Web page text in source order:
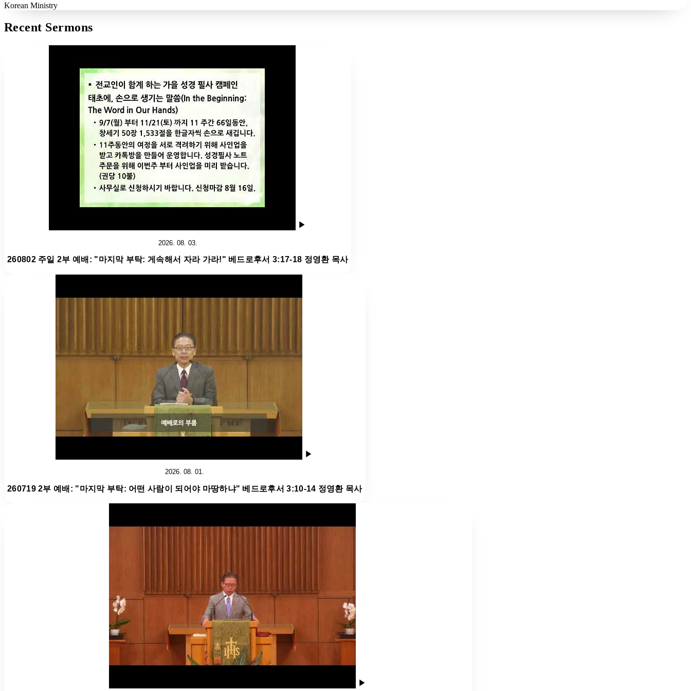
Korean Ministry
Recent Sermons
2026. 08. 03.
260802 주일 2부 예배: "마지막 부탁: 게속해서 자라 가라!" 베드로후서 3:17-18 정영환 목사
2026. 08. 01.
260719 2부 예배: "마지막 부탁: 어떤 사람이 되어야 마땅하냐" 베드로후서 3:10-14 정영환 목사